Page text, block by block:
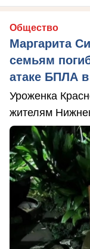
Общество
Маргарита
семьям
атаке БПЛА в
Уроженка
жителям